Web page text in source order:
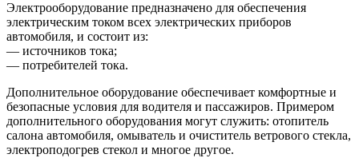
Электрооборудование предназначено для обеспечения
электрическим током всех электрических приборов
автомобиля, и состоит из:
— источников тока;
— потребителей тока.
Дополнительное оборудование обеспечивает комфортные и
безопасные условия для водителя и пассажиров. Примером
дополнительного оборудования могут служить: отопитель
салона автомобиля, омыватель и очиститель ветрового стекла,
электроподогрев стекол и многое другое.